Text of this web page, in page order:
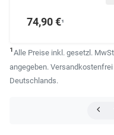
74,90 €¹
¹Alle Preise inkl. gesetzl.
angegeben.
Deutschlands.